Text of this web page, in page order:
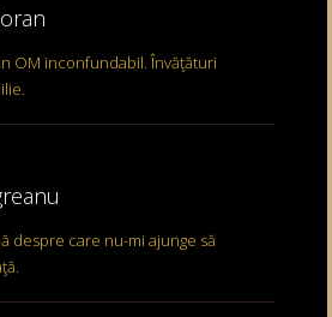
OM inconfundabil. Învăţături
despre care nu-mi ajunge să